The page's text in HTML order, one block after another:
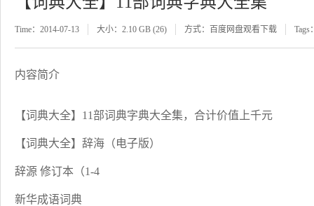
Time：2014-07-13 大小：2.10 GB (26) 方式：百度网盘观看下载 Tags
内容简介
【词典大全】11部词典字典大全集，合计价值上千元
【词典大全】辞海（电子版）
辞源 修订本（1-4
新华成语词典